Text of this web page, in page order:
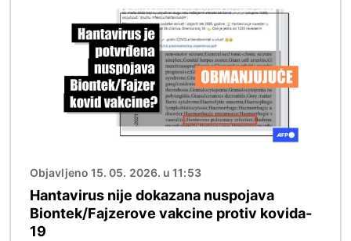
Objavljeno 15. 05. 2026. u 11:53
Hantavirus nije dokazana nuspojava
Biontek/Fajzerove vakcine protiv kovida-
19